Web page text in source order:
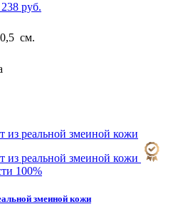
руб.
см.
100%
змеиной кожи